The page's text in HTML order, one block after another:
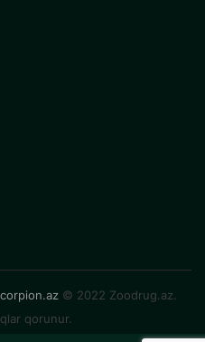
© 2022 Zoodrug.az.
qorunur.